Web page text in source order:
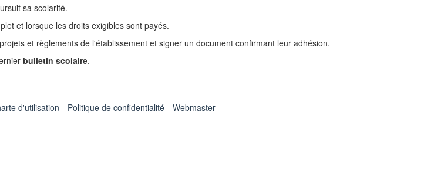
sa scolarité.
et lorsque les droits exigibles sont payés.
et règlements de l'établissement et signer un document confirmant leur adhésion.
bulletin scolaire.
d'utilisation Politique de confidentialité Webmaster